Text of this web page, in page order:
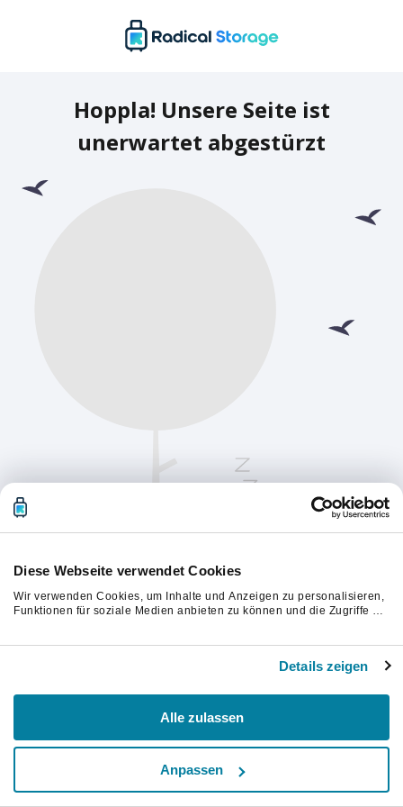
Diese Webseite verwendet Cookies
Wir verwenden Cookies, um Inhalte und Anzeigen zu personalisieren,
Funktionen für soziale Medien anbieten zu können und die Zugriffe auf
Informationen möglicherweise mit weiteren Daten zusammen, die Sie
Dienste gesammelt haben.
Details zeigen
Alle zulassen
Anpassen
Hoppla! Unsere Seite ist
unerwartet abgestürzt
Bitte aktualisiere die Seite, um fortzufahren.
Aktualisieren